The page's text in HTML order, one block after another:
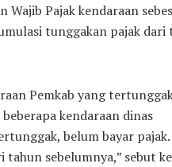
Pajak kendaraan
tunggakan pajak dari
Pemkab yang
kendaraan dinas
belum bayar pajak.
sebelumnya,” sebut